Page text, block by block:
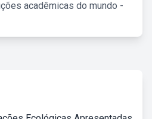
acadêmicas do mundo -